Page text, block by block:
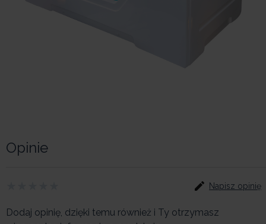
Opinie
Napisz opinię
Dodaj opinię, dzięki temu również i Ty otrzymasz